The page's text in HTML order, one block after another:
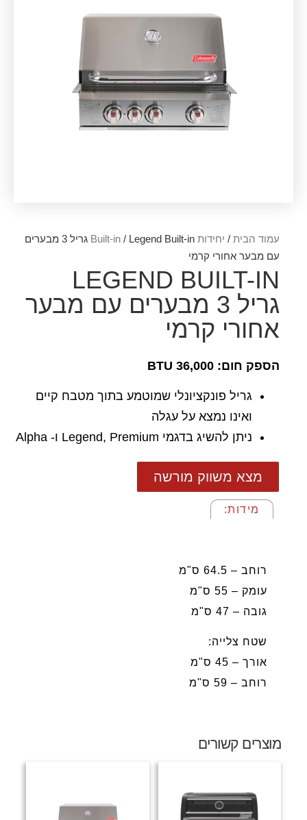
עמוד הבית / יחידות Built-in
/ Legend Built-in גריל 3 מבערים
עם מבער אחורי קרמי
LEGEND BUILT-IN
גריל 3 מבערים עם מבער
אחורי קרמי
הספק חום: 36,000 BTU
גריל פונקציונלי שמוטמע בתוך מטבח קיים
ואינו נמצא על עגלה
ניתן להשיג בדגמי Legend, Premium ו- Alpha
מצא משווק מורשה
מידות:
רוחב – 64.5 ס"מ
עומק – 55 ס"מ
גובה – 47 ס"מ
שטח צלייה:
אורך – 45 ס"מ
רוחב – 59 ס"מ
מוצרים קשורים